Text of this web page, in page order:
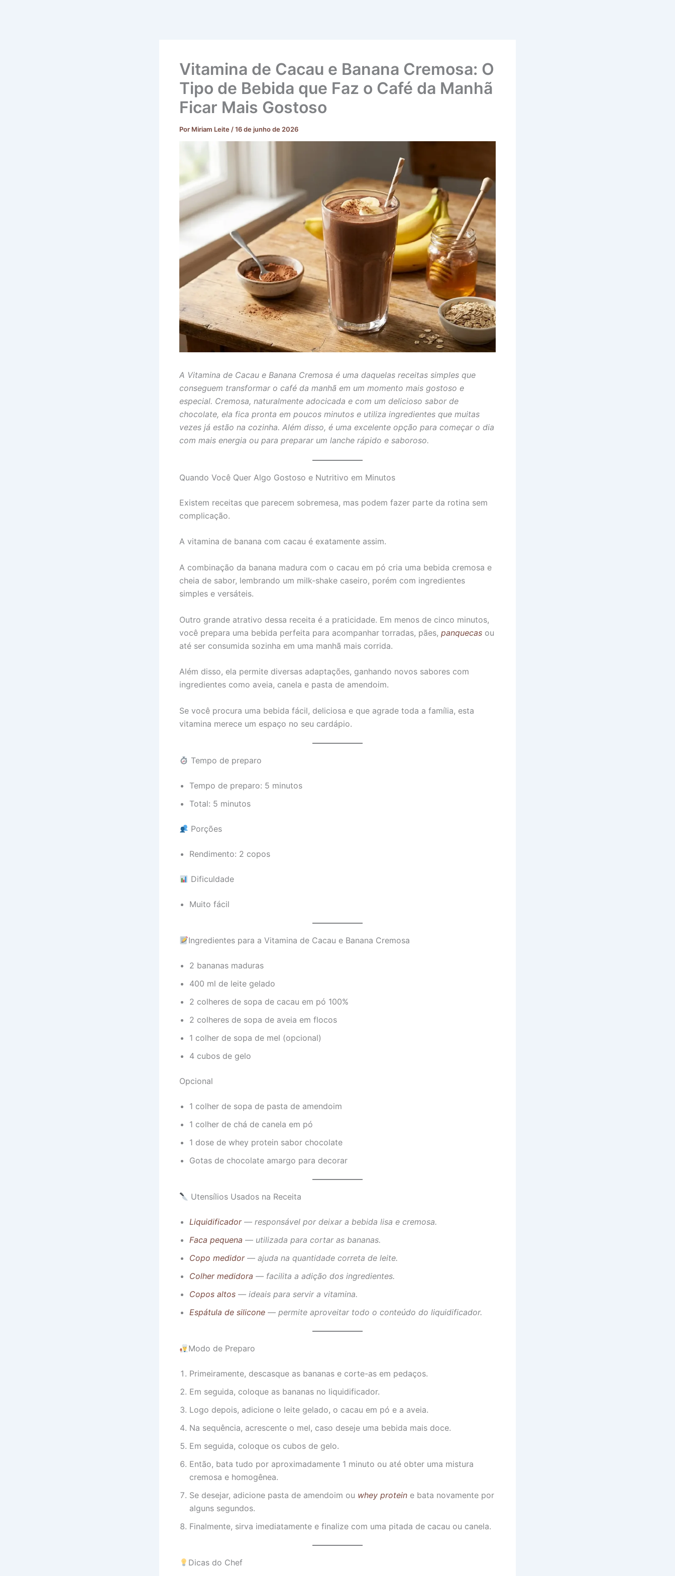
Vitamina de Cacau e Banana Cremosa: O
Tipo de Bebida que Faz o Café da Manhã
Ficar Mais Gostoso
Por Miriam Leite /16 de junho de 2026
A Vitamina de Cacau e Banana Cremosa é uma daquelas receitas simples que
conseguem transformar o café da manhã em um momento mais gostoso e
especial. Cremosa, naturalmente adocicada e com um delicioso sabor de
chocolate, ela fica pronta em poucos minutos e utiliza ingredientes que muitas
vezes já estão na cozinha. Além disso, é uma excelente opção para começar o dia
com mais energia ou para preparar um lanche rápido e saboroso.
Quando Você Quer Algo Gostoso e Nutritivo em Minutos
Existem receitas que parecem sobremesa, mas podem fazer parte da rotina sem
complicação.
A vitamina de banana com cacau é exatamente assim.
A combinação da banana madura com o cacau em pó cria uma bebida cremosa e
cheia de sabor, lembrando um milk-shake caseiro, porém com ingredientes
simples e versáteis.
Outro grande atrativo dessa receita é a praticidade. Em menos de cinco minutos,
você prepara uma bebida perfeita para acompanhar torradas, pães, panquecas ou
até ser consumida sozinha em uma manhã mais corrida.
Além disso, ela permite diversas adaptações, ganhando novos sabores com
ingredientes como aveia, canela e pasta de amendoim.
Se você procura uma bebida fácil, deliciosa e que agrade toda a família, esta
vitamina merece um espaço no seu cardápio.
Tempo de preparo
Tempo de preparo: 5 minutos
Total: 5 minutos
Porções
Rendimento: 2 copos
Dificuldade
Muito fácil
Ingredientes para a Vitamina de Cacau e Banana Cremosa
2 bananas maduras
400 ml de leite gelado
2 colheres de sopa de cacau em pó 100%
2 colheres de sopa de aveia em flocos
1 colher de sopa de mel (opcional)
4 cubos de gelo
Opcional
1 colher de sopa de pasta de amendoim
1 colher de chá de canela em pó
1 dose de whey protein sabor chocolate
Gotas de chocolate amargo para decorar
Utensílios Usados na Receita
Liquidificador— responsável por deixar a bebida lisa e cremosa.
Faca pequena — utilizada para cortar as bananas.
Copo medidor— ajuda na quantidade correta de leite.
Colher medidora — facilita a adição dos ingredientes.
Copos altos — ideais para servir a vitamina.
Espátula de silicone — permite aproveitar todo o conteúdo do liquidificador.
Modo de Preparo
Primeiramente, descasque as bananas e corte-as em pedaços.
Em seguida, coloque as bananas no liquidificador.
Logo depois, adicione o leite gelado, o cacau em pó e a aveia.
Na sequência, acrescente o mel, caso deseje uma bebida mais doce.
Em seguida, coloque os cubos de gelo.
Então, bata tudo por aproximadamente 1 minuto ou até obter uma mistura
cremosa e homogênea.
Se desejar, adicione pasta de amendoim ou whey protein e bata novamente por
alguns segundos.
Finalmente, sirva imediatamente e finalize com uma pitada de cacau ou canela.
Dicas do Chef